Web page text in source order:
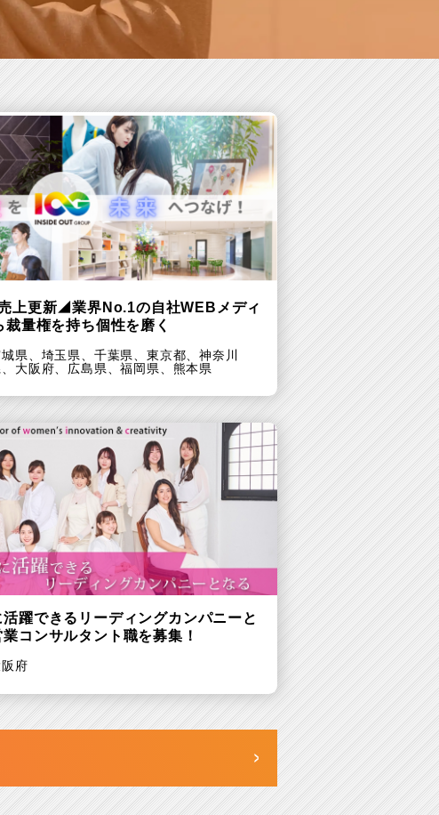
上更新◢業界No.1の自社WEBメディ
量権を持ち個性を磨く
県、 埼玉県、 千葉県、東京都、神奈川
大阪府、 広島県、福岡県、 熊本県
活躍できるリーディングカンパニーと
コンサルタント職を募集！
府